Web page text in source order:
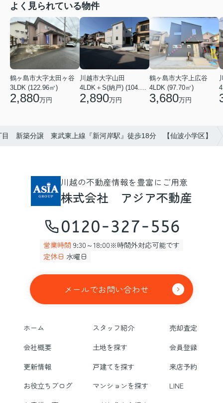
よく見られている物件
鶴ヶ島市大字太田ヶ谷
3LDK (122.96㎡)
2,880万円
川越市大字山田
4LDK＋S(納戸) (104.13㎡)
2,890万円
鶴ヶ島市大字上広谷
4LDK (97.70㎡)
3,680万円
目 新築分譲 東武東上線『新河岸駅』徒歩18分 【仙波小学区】
川越の不動産情報を豊富にご用意
株式会社 アジア不動産
0120-327-556
営業時間 9:30～18:00※時間外対応可能です
定休日 水曜日
メールでお問い合わせ
ホーム スタッフ紹介
売却査定
会社概要
土地を探す
会員登録
更新情報
戸建てを探す
来店予約
お役立ちブログ
マンションを探す
LINE